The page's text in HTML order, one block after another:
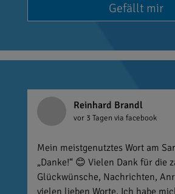
Gefällt mir
Reinhard Brandl
vor 3 Tagen via facebook
Mein meistgenutztes Wort am
„Danke!“ 😊 Vielen Dank für die
Glückwünsche, Nachrichten,
vielen lieben Worte. Ich habe